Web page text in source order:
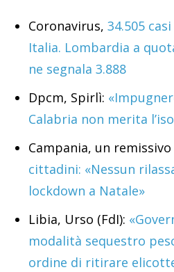
Coronavirus, 34.505
Italia. Lombardia a
ne segnala 3.888
Dpcm, Spirlì:
Calabria non merita
Campania, un remissivo
cittadini: «Nessun
lockdown a Natale»
Libia, Urso (FdI):
modalità sequestro
ordine di ritirare